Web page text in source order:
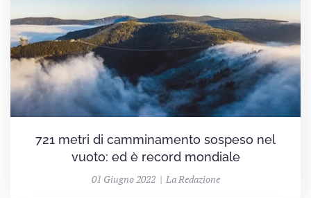
721 metri di camminamento sospeso nel
vuoto: ed è record mondiale
01 Giugno 2022 | La Redazione